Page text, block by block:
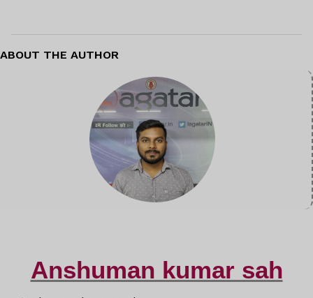
ABOUT THE AUTHOR
Anshuman kumar sah